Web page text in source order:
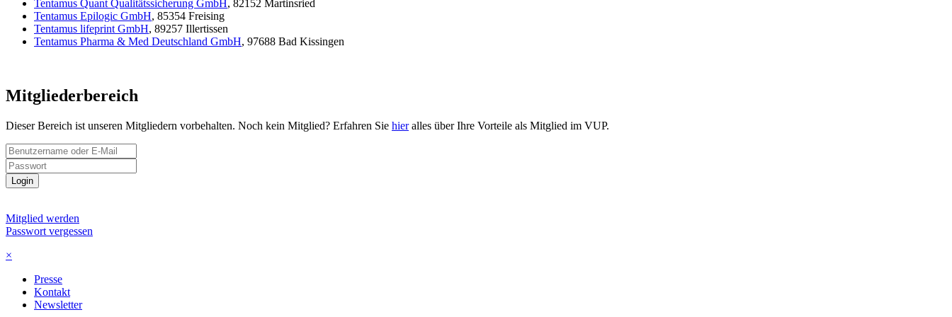
Tentamus Quant Qualitätssicherung GmbH, 82152 Martinsried
Tentamus Epilogic GmbH, 85354 Freising
Tentamus lifeprint GmbH, 89257 Illertissen
Tentamus Pharma & Med Deutschland GmbH, 97688 Bad Kissingen
Mitgliederbereich
Dieser Bereich ist unseren Mitgliedern vorbehalten. Noch kein Mitglied? Erfahren Sie hieralles über Ihre Vorteile als Mitglied im VUP.
Login
Mitglied werden
Passwort vergessen
×
Presse
Kontakt
Newsletter